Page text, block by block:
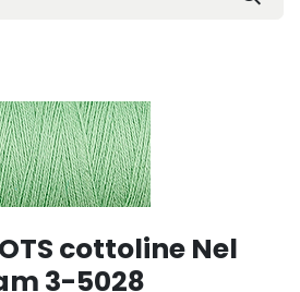
cottoline Nel
3-5028